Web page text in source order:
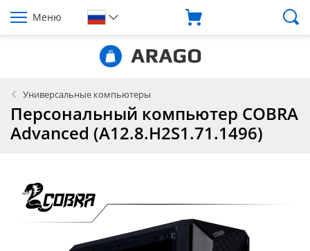
Меню
Универсальные компьютеры
Персональный компьютер COBRA
Advanced (A12.8.H2S1.71.1496)